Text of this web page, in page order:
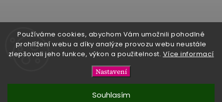
Používáme cookies, abychom Vám umožnili pohodlné
prohlížení webu a díky analýze provozu webu neustále
zlepšovali jeho funkce, výkon a použitelnost. Více informací
Nastavení
Souhlasím
Copyright 2026foxy foxy. Všechna práva vyhrazena.
Shoptet| Design
FacebookInstagram